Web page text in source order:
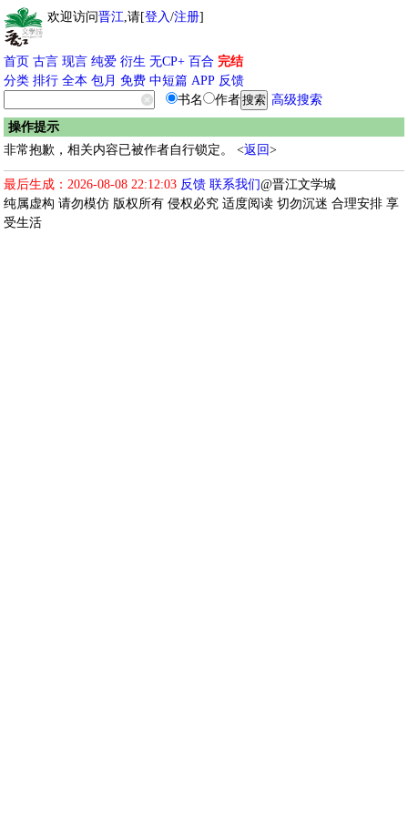
欢迎访问晋江,请[登入/注册]
首页 古言 现言 纯爱 衍生 无CP+ 百合 完结
分类 排行 全本 包月 免费 中短篇 APP 反馈
书名
作者
高级搜索
操作提示
非常抱歉，相关内容已被作者自行锁定。 <返回>
最后生成：2026-08-08 22:12:03 反馈 联系我们@晋江文学城
纯属虚构 请勿模仿 版权所有 侵权必究 适度阅读 切勿沉迷 合理安排 享
受生活